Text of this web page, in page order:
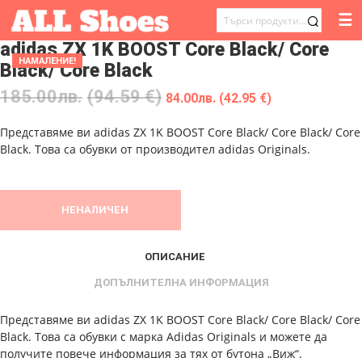
ТЪРСЕНЕ
ЗА:
☰
НАМАЛЕНИЕ!
adidas ZX 1K BOOST Core Black/ Core
Black/ Core Black
185.00лв. (94.59 €) 84.00лв. (42.95 €)
Представяме ви adidas ZX 1K BOOST Core Black/ Core Black/ Core
Black. Това са обувки от производител adidas Originals.
НЕНАЛИЧЕН
ОПИСАНИЕ
ДОПЪЛНИТЕЛНА ИНФОРМАЦИЯ
Представяме ви adidas ZX 1K BOOST Core Black/ Core Black/ Core
Black. Това са обувки с марка Adidas Originals и можете да
получите повече информация за тях от бутона „Виж“.